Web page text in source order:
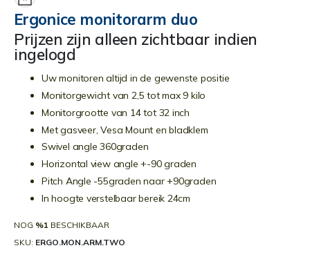
van
de
afbeeldingen-
gallerij
Ergonice monitorarm duo
Prijzen zijn alleen zichtbaar indien
ingelogd
Uw monitoren altijd in de gewenste positie
Monitorgewicht van 2,5 tot max 9 kilo
Monitorgrootte van 14 tot 32 inch
Met gasveer, Vesa Mount en bladklem
Swivel angle 360graden
Horizontal view angle +-90 graden
Pitch Angle -55graden naar +90graden
In hoogte verstelbaar bereik 24cm
NOG %1 BESCHIKBAAR
SKU ERGO.MON.ARM.TWO